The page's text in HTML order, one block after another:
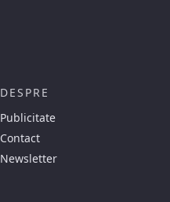
DESPRE
Publicitate
Contact
Newsletter